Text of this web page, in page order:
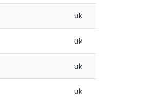
uk
uk
uk
uk